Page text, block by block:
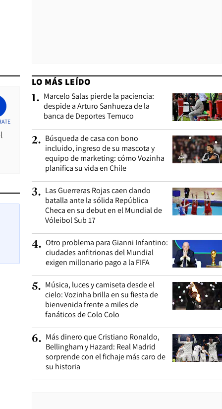
LO MÁS LEÍDO
1. Marcelo Salas pierde la paciencia:
despide a Arturo Sanhueza de la
banca de Deportes Temuco
2. Búsqueda de casa con bono
incluido, ingreso de su mascota y
equipo de marketing: cómo Vozinha
planifica su vida en Chile
3. Las Guerreras Rojas caen dando
batalla ante la sólida República
Checa en su debut en el Mundial de
Vóleibol Sub 17
4. Otro problema para Gianni Infantino:
ciudades anfitrionas del Mundial
exigen millonario pago a la FIFA
5. Música, luces y camiseta desde el
cielo: Vozinha brilla en su fiesta de
bienvenida frente a miles de
fanáticos de Colo Colo
6. Más dinero que Cristiano Ronaldo,
Bellingham y Hazard: Real Madrid
sorprende con el fichaje más caro de
su historia